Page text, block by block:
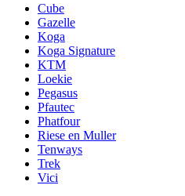
Cube
Gazelle
Koga
Koga Signature
KTM
Loekie
Pegasus
Pfautec
Phatfour
Riese en Muller
Tenways
Trek
Vici